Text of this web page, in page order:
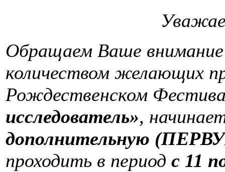
Обращаем Ваше
количеством желающих
Рождественском
исследователь»,
дополнительную
проходить в период с 11